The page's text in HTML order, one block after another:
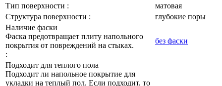
Тип поверхности :
матовая
Структура поверхности :
глубокие поры
Наличие фаски
Фаска предотвращает плиту напольного
покрытия от повреждений на стыках.
:
без фаски
Подходит для теплого пола
Подходит ли напольное покрытие для
укладки на теплый пол. Если подходит, то